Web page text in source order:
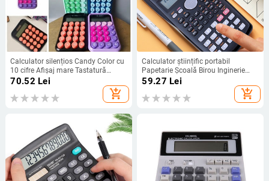
Calculator silențios Candy Color cu
10 cifre Afișaj mare Tastatură
mecanică Calculator de învățare
contabilă Candy Color portabil
70.52 Lei
add_shopping_cart
Calculator științific portabil
Papetarie Școală Birou Inginerie
Instrument științific de inginerie
59.27 Lei
add_shopping_cart